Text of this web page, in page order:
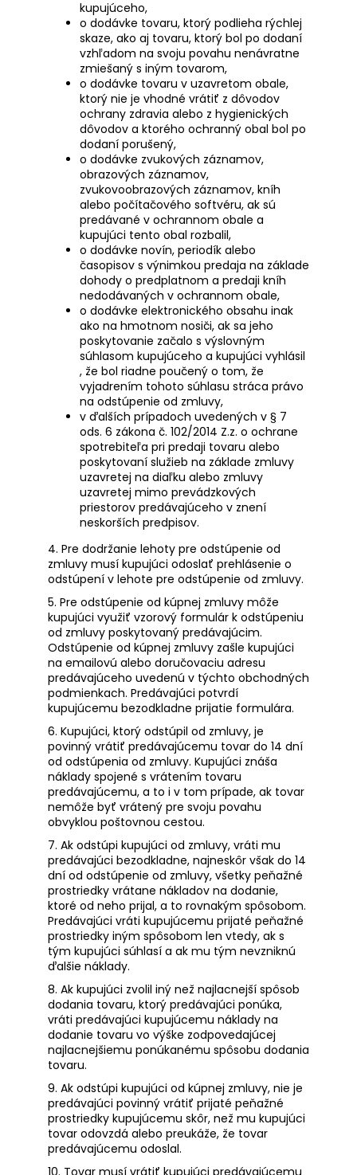
kupujúceho,
o dodávke tovaru, ktorý podlieha rýchlej
skaze, ako aj tovaru, ktorý bol po dodaní
vzhľadom na svoju povahu nenávratne
zmiešaný s iným tovarom,
o dodávke tovaru v uzavretom obale,
ktorý nie je vhodné vrátiť z dôvodov
ochrany zdravia alebo z hygienických
dôvodov a ktorého ochranný obal bol po
dodaní porušený,
o dodávke zvukových záznamov,
obrazových záznamov,
zvukovoobrazových záznamov, kníh
alebo počítačového softvéru, ak sú
predávané v ochrannom obale a
kupujúci tento obal rozbalil,
o dodávke novín, periodík alebo
časopisov s výnimkou predaja na základe
dohody o predplatnom a predaji kníh
nedodávaných v ochrannom obale,
o dodávke elektronického obsahu inak
ako na hmotnom nosiči, ak sa jeho
poskytovanie začalo s výslovným
súhlasom kupujúceho a kupujúci vyhlásil
, že bol riadne poučený o tom, že
vyjadrením tohoto súhlasu stráca právo
na odstúpenie od zmluvy,
v ďalších prípadoch uvedených v § 7
ods. 6 zákona č. 102/2014 Z.z. o ochrane
spotrebiteľa pri predaji tovaru alebo
poskytovaní služieb na základe zmluvy
uzavretej na diaľku alebo zmluvy
uzavretej mimo prevádzkových
priestorov predávajúceho v znení
neskorších predpisov.
4. Pre dodržanie lehoty pre odstúpenie od
zmluvy musí kupujúci odoslať prehlásenie o
odstúpení v lehote pre odstúpenie od zmluvy.
5. Pre odstúpenie od kúpnej zmluvy môže
kupujúci využiť vzorový formulár k odstúpeniu
od zmluvy poskytovaný predávajúcim.
Odstúpenie od kúpnej zmluvy zašle kupujúci
na emailovú alebo doručovaciu adresu
predávajúceho uvedenú v týchto obchodných
podmienkach. Predávajúci potvrdí
kupujúcemu bezodkladne prijatie formulára.
6. Kupujúci, ktorý odstúpil od zmluvy, je
povinný vrátiť predávajúcemu tovar do 14 dní
od odstúpenia od zmluvy. Kupujúci znáša
náklady spojené s vrátením tovaru
predávajúcemu, a to i v tom prípade, ak tovar
nemôže byť vrátený pre svoju povahu
obvyklou poštovnou cestou.
7. Ak odstúpi kupujúci od zmluvy, vráti mu
predávajúci bezodkladne, najneskôr však do 14
dní od odstúpenie od zmluvy, všetky peňažné
prostriedky vrátane nákladov na dodanie,
ktoré od neho prijal, a to rovnakým spôsobom.
Predávajúci vráti kupujúcemu prijaté peňažné
prostriedky iným spôsobom len vtedy, ak s
tým kupujúci súhlasí a ak mu tým nevzniknú
ďalšie náklady.
8. Ak kupujúci zvolil iný než najlacnejší spôsob
dodania tovaru, ktorý predávajúci ponúka,
vráti predávajúci kupujúcemu náklady na
dodanie tovaru vo výške zodpovedajúcej
najlacnejšiemu ponúkanému spôsobu dodania
tovaru.
9. Ak odstúpi kupujúci od kúpnej zmluvy, nie je
predávajúci povinný vrátiť prijaté peňažné
prostriedky kupujúcemu skôr, než mu kupujúci
tovar odovzdá alebo preukáže, že tovar
predávajúcemu odoslal.
10. Tovar musí vrátiť kupujúci predávajúcemu